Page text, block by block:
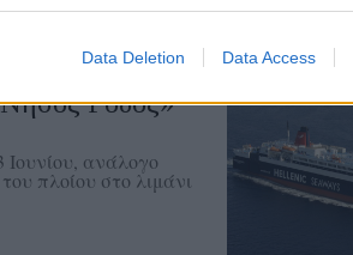
Data Deletion Data Access
Ρόδος»
Ιουνίου, ανάλογο
πλοίου στο λιμάνι